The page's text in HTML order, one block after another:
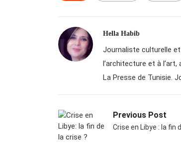
Hella Habib
Journaliste culturelle
l’architecture et à
La Presse de Tunisie.
Previous Post
Crise en Libye : la fin